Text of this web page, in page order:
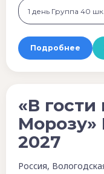
1 день Группа 40
Подробнее
«В
Морозу»
2027
Россия,